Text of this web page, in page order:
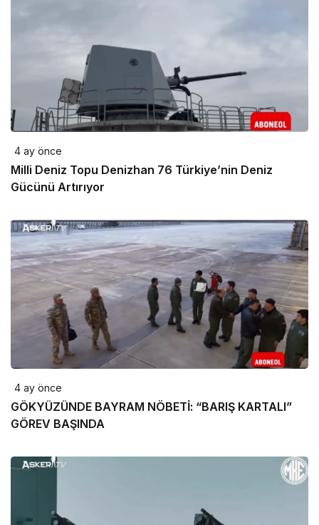
4 ay önce
Milli Deniz Topu Denizhan 76 Türkiye’nin Deniz
Gücünü Artırıyor
4 ay önce
GÖKYÜZÜNDE BAYRAM NÖBETİ: “BARIŞ KARTALI”
GÖREV BAŞINDA